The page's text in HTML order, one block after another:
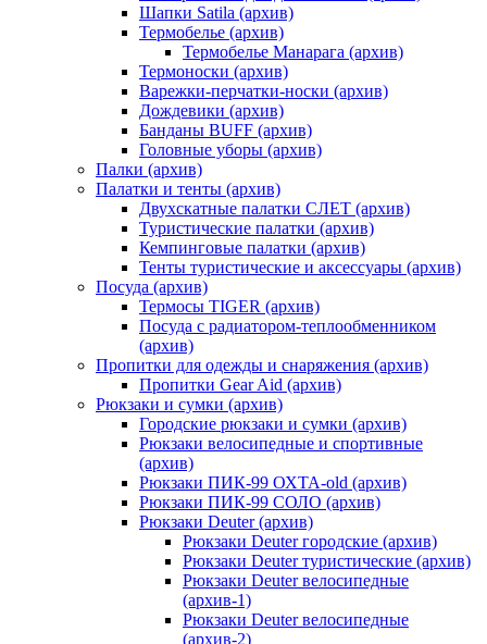
Шапки Satila (архив)
Термобелье (архив)
Термобелье Манарага (архив)
Термоноски (архив)
Варежки-перчатки-носки (архив)
Дождевики (архив)
Банданы BUFF (архив)
Головные уборы (архив)
Палки (архив)
Палатки и тенты (архив)
Двухскатные палатки СЛЕТ (архив)
Туристические палатки (архив)
Кемпинговые палатки (архив)
Тенты туристические и аксессуары (архив)
Посуда (архив)
Термосы TIGER (архив)
Посуда с радиатором-теплообменником
(архив)
Пропитки для одежды и снаряжения (архив)
Пропитки Gear Aid (архив)
Рюкзаки и сумки (архив)
Городские рюкзаки и сумки (архив)
Рюкзаки велосипедные и спортивные
(архив)
Рюкзаки ПИК-99 ОХТА-old (архив)
Рюкзаки ПИК-99 СОЛО (архив)
Рюкзаки Deuter (архив)
Рюкзаки Deuter городские (архив)
Рюкзаки Deuter туристические (архив)
Рюкзаки Deuter велосипедные
(архив-1)
Рюкзаки Deuter велосипедные
(архив-2)